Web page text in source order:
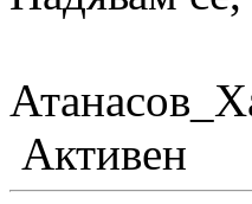
Активен